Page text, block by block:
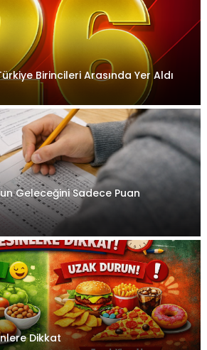
Birincileri Arasında Yer Aldı
Geleceğini Sadece Puan
Dikkat